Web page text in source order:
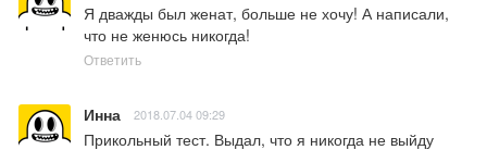
Я дважды был женат, больше не хочу! А написали,
что не женюсь никогда!
Ответить
Инна 2018.07.04 09:29
Прикольный тест. Выдал, что я никогда не выйду